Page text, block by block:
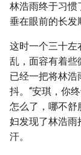
林浩雨终于习惯
垂在眼前的长发
这时一个三十左
乱，面容有着些
已经一把将林
抖。“安琪，你
怎么了，哪不舒
妇发现了林浩雨
汗。